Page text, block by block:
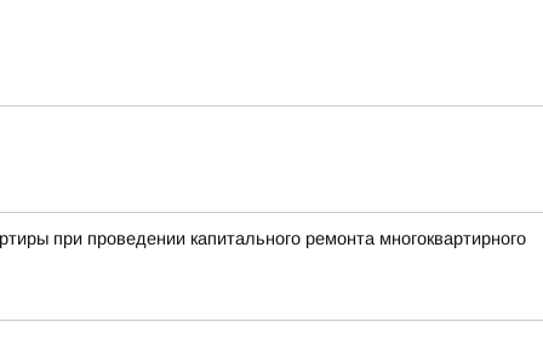
при проведении капитального ремонта многоквартирного